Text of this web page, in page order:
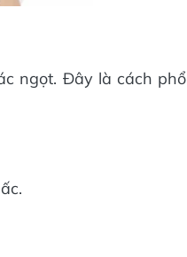
ngọt. Đây là cách phổ